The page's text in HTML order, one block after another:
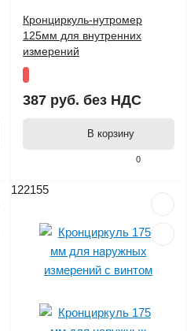
0
Кронциркуль-нутромер
125мм для внутренних
измерений
387 руб. без НДС
В корзину
122155